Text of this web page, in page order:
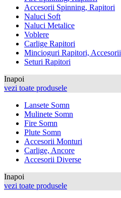
Accesorii Spinning, Rapitori
Naluci Soft
Naluci Metalice
Voblere
Carlige Rapitori
Mincioguri Rapitori, Accesorii
Seturi Rapitori
Inapoi
vezi toate produsele
Lansete Somn
Mulinete Somn
Fire Somn
Plute Somn
Accesorii Monturi
Carlige, Ancore
Accesorii Diverse
Inapoi
vezi toate produsele